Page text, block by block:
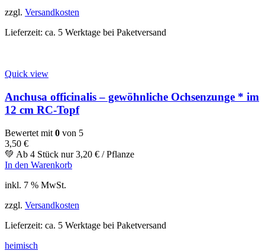
zzgl. Versandkosten
Lieferzeit: ca. 5 Werktage bei Paketversand
Quick view
Anchusa officinalis – gewöhnliche Ochsenzunge * im
12 cm RC-Topf
Bewertet mit 0 von 5
3,50 €
💚 Ab 4 Stück nur3,20 € / Pflanze
In den Warenkorb
inkl. 7 % MwSt.
zzgl. Versandkosten
Lieferzeit: ca. 5 Werktage bei Paketversand
heimisch